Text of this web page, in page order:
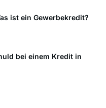
ist ein Gewerbekredit?
bei einem Kredit in